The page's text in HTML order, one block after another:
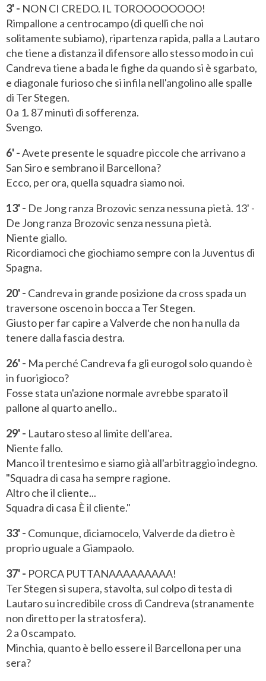
3' - NON CI CREDO. IL TOROOOOOOOO!
Rimpallone a centrocampo (di quelli che noi
solitamente subiamo), ripartenza rapida, palla a Lautaro
che tiene a distanza il difensore allo stesso modo in cui
Candreva tiene a bada le fighe da quando si è sgarbato,
e diagonale furioso che si infila nell'angolino alle spalle
di Ter Stegen.
0 a 1. 87 minuti di sofferenza.
Svengo.
6' -Avete presente le squadre piccole che arrivano a
San Siro e sembrano il Barcellona?
Ecco, per ora, quella squadra siamo noi.
13' - De Jong ranza Brozovic senza nessuna pietà. 13' -
De Jong ranza Brozovic senza nessuna pietà.
Niente giallo.
Ricordiamoci che giochiamo sempre con la Juventus di
Spagna.
20' - Candreva in grande posizione da cross spada un
traversone osceno in bocca a Ter Stegen.
Giusto per far capire a Valverde che non ha nulla da
tenere dalla fascia destra.
26' - Ma perché Candreva fa gli eurogol solo quando è
in fuorigioco?
Fosse stata un'azione normale avrebbe sparato il
pallone al quarto anello..
29' - Lautaro steso al limite dell'area.
Niente fallo.
Manco il trentesimo e siamo già all'arbitraggio indegno.
"Squadra di casa ha sempre ragione.
Altro che il cliente...
Squadra di casa È il cliente."
33' - Comunque, diciamocelo, Valverde da dietro è
proprio uguale a Giampaolo.
37' - PORCA PUTTANAAAAAAAAA!
Ter Stegen si supera, stavolta, sul colpo di testa di
Lautaro su incredibile cross di Candreva (stranamente
non diretto per la stratosfera).
2 a 0 scampato.
Minchia, quanto è bello essere il Barcellona per una
sera?